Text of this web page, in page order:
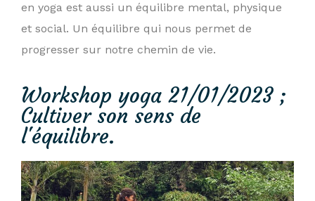
en yoga est aussi un équilibre mental, physique
et social. Un équilibre qui nous permet de
progresser sur notre chemin de vie.
Workshop yoga 21/01/2023 ;
Cultiver son sens de
l'équilibre.